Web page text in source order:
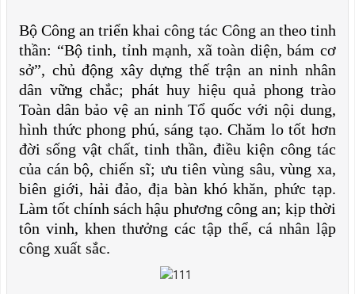
Bộ Công an triển khai công tác Công an theo tinh
thần: “Bộ tinh, tỉnh mạnh, xã toàn diện, bám cơ
sở”, chủ động xây dựng thế trận an ninh nhân
dân vững chắc; phát huy hiệu quả phong trào
Toàn dân bảo vệ an ninh Tổ quốc với nội dung,
hình thức phong phú, sáng tạo. Chăm lo tốt hơn
đời sống vật chất, tinh thần, điều kiện công tác
của cán bộ, chiến sĩ; ưu tiên vùng sâu, vùng xa,
biên giới, hải đảo, địa bàn khó khăn, phức tạp.
Làm tốt chính sách hậu phương công an; kịp thời
tôn vinh, khen thưởng các tập thể, cá nhân lập
công xuất sắc.